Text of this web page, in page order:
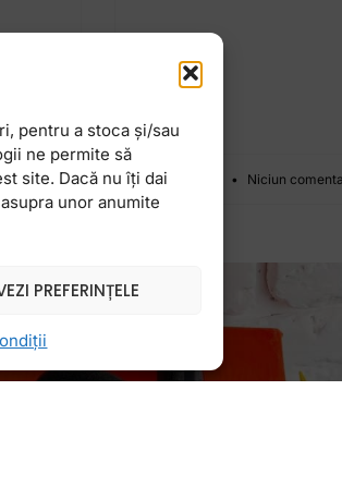
pentru a stoca și/sau
ne permite să
site. Dacă nu îți dai
unor anumite
PREFERINȚELE
26 mai 2016 Niciun